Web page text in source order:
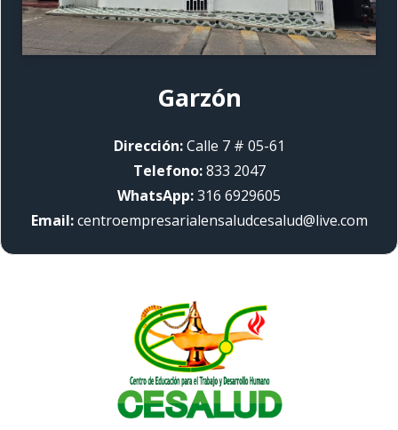
Garzón
Dirección:Calle 7 # 05-61
Telefono:833 2047
WhatsApp:316 6929605
Email:centroempresarialensaludcesalud@live.com